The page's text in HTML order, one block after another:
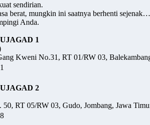
sendirian.
berat, mungkin ini saatnya berhenti
Anda.
1
Kweni No.31, RT 01/RW 03,
2
50, RT 05/RW 03, Gudo, Jombang, Jawa